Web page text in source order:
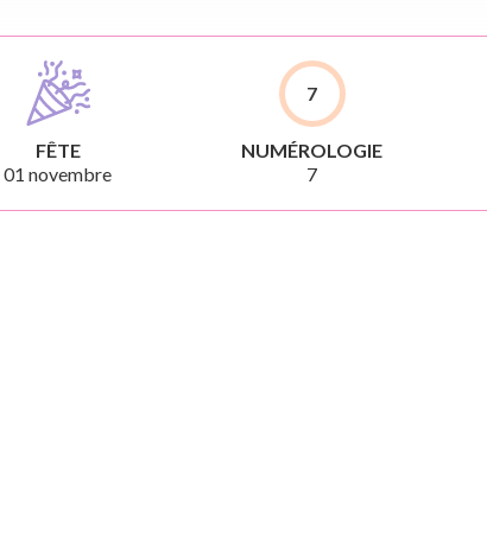
FÊTE
01 novembre
7
NUMÉROLOGIE
7